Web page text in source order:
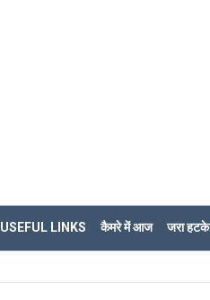
USEFUL LINKS कैमरे में आज जरा हटके